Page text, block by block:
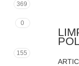
369
0
155